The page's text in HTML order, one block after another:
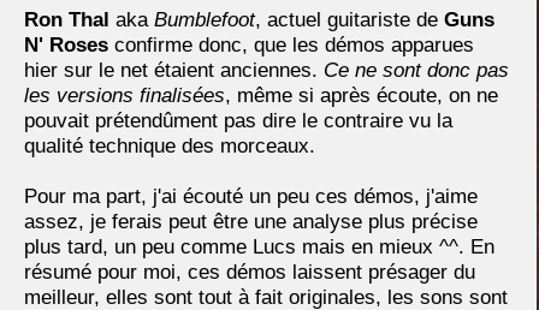
Ron Thal aka Bumblefoot, actuel guitariste de Guns
N' Roses confirme donc, que les démos apparues
hier sur le net étaient anciennes. Ce ne sont donc pas
les versions finalisées, même si après écoute, on ne
pouvait prétendûment pas dire le contraire vu la
qualité technique des morceaux.
Pour ma part, j'ai écouté un peu ces démos, j'aime
assez, je ferais peut être une analyse plus précise
plus tard, un peu comme Lucs mais en mieux ^^. En
résumé pour moi, ces démos laissent présager du
meilleur, elles sont tout à fait originales, les sons sont